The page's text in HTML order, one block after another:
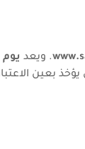
. ويعد يوم
بعين